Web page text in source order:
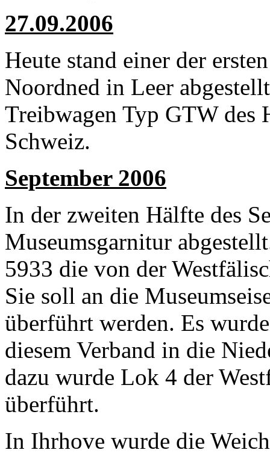
27.09.2006
Heute stand einer der
Noordned in Leer
Treibwagen Typ GTW des
Schweiz.
September 2006
In der zweiten Hälfte des
Museumsgarnitur
5933 die von der
Sie soll an die
überführt werden. Es
diesem Verband in die
dazu wurde Lok 4 der
überführt.
In Ihrhove wurde die